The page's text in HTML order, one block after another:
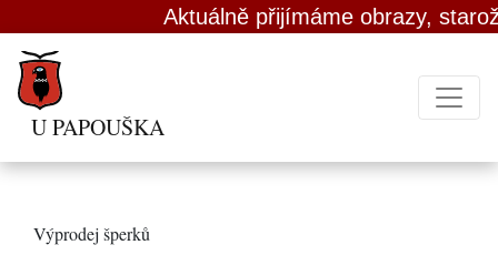
Aktuálně přijímáme obrazy,
U PAPOUŠKA
Výprodej šperků